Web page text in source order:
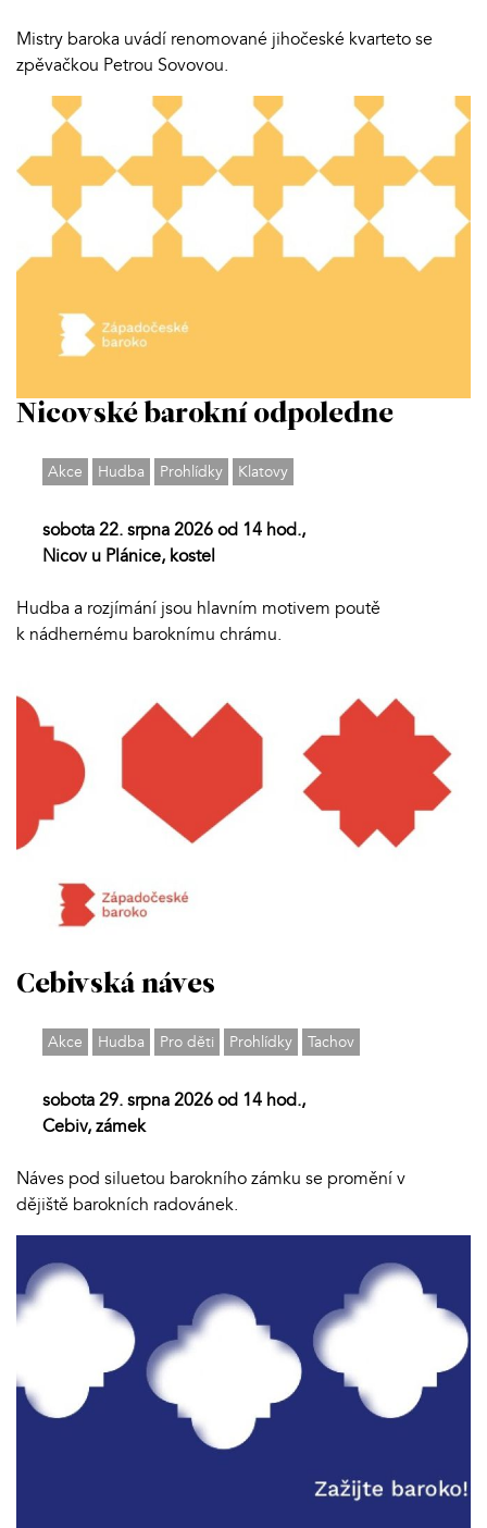
Mistry baroka uvádí renomované jihočeské kvarteto se
zpěvačkou Petrou Sovovou.
Nicovské barokní odpoledne
Akce Hudba Prohlídky Klatovy
sobota 22. srpna 2026 od 14 hod.,
Nicov u Plánice, kostel
Hudba a rozjímání jsou hlavním motivem poutě
k nádhernému baroknímu chrámu.
Cebivská náves
Akce Hudba Pro děti Prohlídky Tachov
sobota 29. srpna 2026 od 14 hod.,
Cebiv, zámek
Náves pod siluetou barokního zámku se promění v
dějiště barokních radovánek.